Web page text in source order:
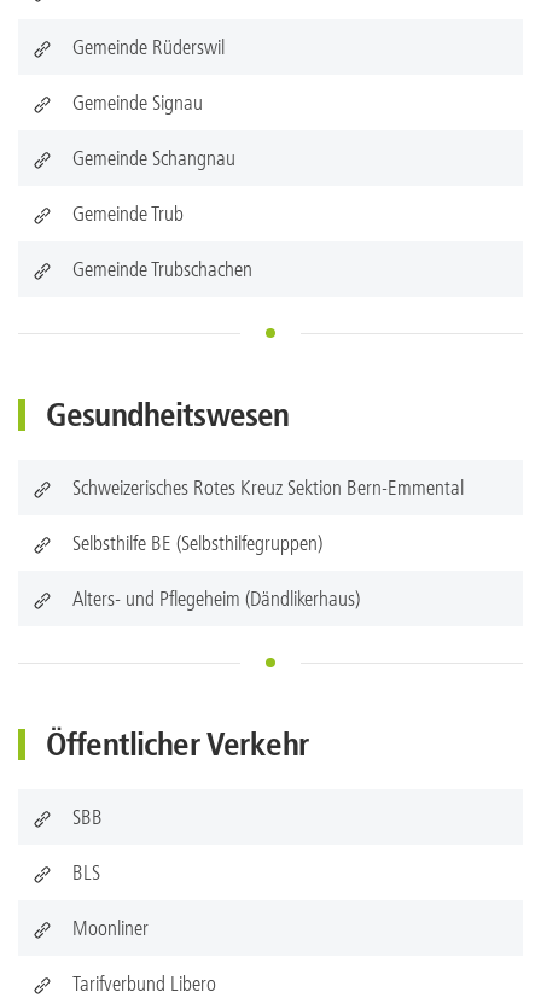
Gemeinde Rüderswil
Gemeinde Signau
Gemeinde Schangnau
Gemeinde Trub
Gemeinde Trubschachen
Gesundheitswesen
Schweizerisches Rotes Kreuz Sektion Bern-Emmental
Selbsthilfe BE (Selbsthilfegruppen)
Alters- und Pflegeheim (Dändlikerhaus)
Öffentlicher Verkehr
SBB
BLS
Moonliner
Tarifverbund Libero